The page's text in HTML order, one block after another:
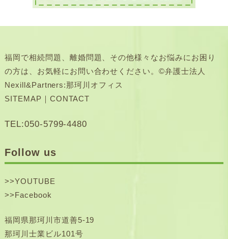
福岡で相続問題、離婚問題、その他様々なお悩みにお困り
の方は、お気軽にお問い合わせください。©弁護士法人
Nexill&Partners:那珂川オフィス
SITEMAP ｜ CONTACT
TEL:050-5799-4480
Follow us
>>YOUTUBE
>>Facebook
福岡県那珂川市道善5-19
那珂川士業ビル101号